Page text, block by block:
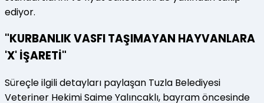
ediyor.
"KURBANLIK VASFI TAŞIMAYAN HAYVANLARA
'X' İŞARETİ"
Süreçle ilgili detayları paylaşan Tuzla Belediyesi
Veteriner Hekimi Saime Yalıncaklı, bayram öncesinde